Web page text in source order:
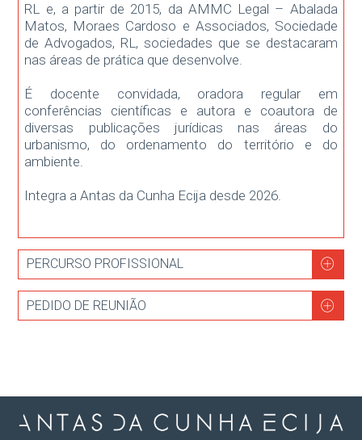
RL e, a partir de 2015, da AMMC Legal – Abalada
Matos, Moraes Cardoso e Associados, Sociedade
de Advogados, RL, sociedades que se destacaram
nas áreas de prática que desenvolve.
É docente convidada, oradora regular em
conferências científicas e autora e coautora de
diversas publicações jurídicas nas áreas do
urbanismo, do ordenamento do território e do
ambiente.
Integra a Antas da Cunha Ecija desde 2026.
PERCURSO PROFISSIONAL
PEDIDO DE REUNIÃO